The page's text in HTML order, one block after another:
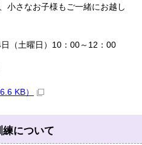
小さなお子様もご一緒にお越し
（土曜日）10：00～12：00
KB）
について